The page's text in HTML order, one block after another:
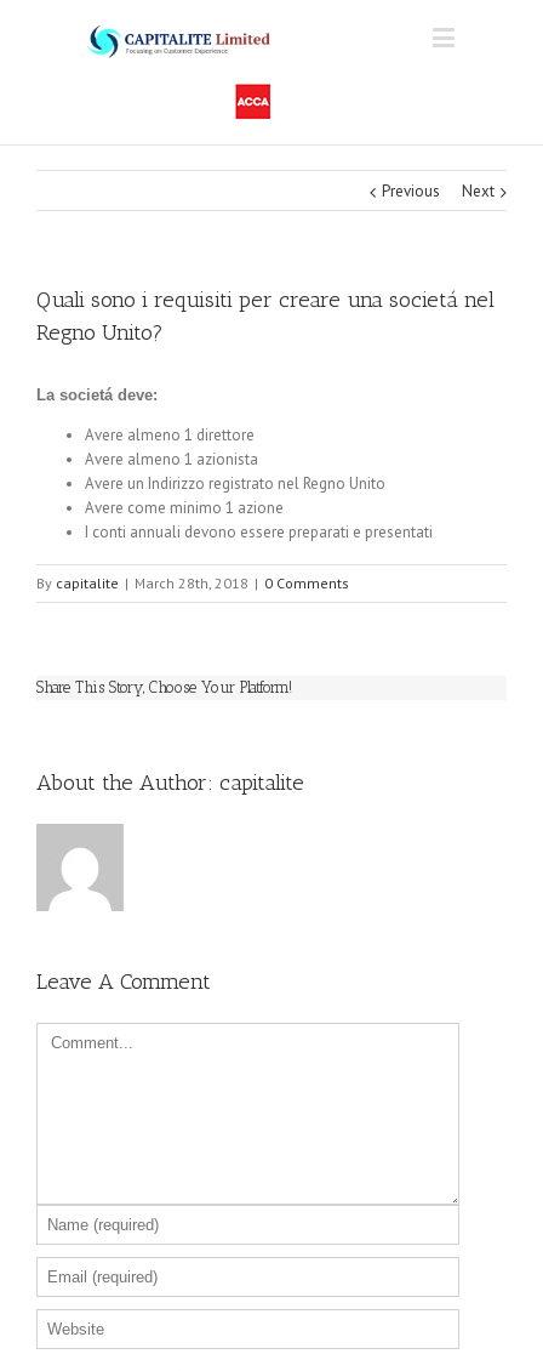
Previous Next
Quali sono i requisiti per creare una societá nel
Regno Unito?
La societá deve:
Avere almeno 1 direttore
Avere almeno 1 azionista
Avere un Indirizzo registrato nel Regno Unito
Avere come minimo 1 azione
I conti annuali devono essere preparati e presentati
By capitalite | March 28th, 2018 | 0 Comments
Share This Story, Choose Your Platform!
About the Author: capitalite
Leave A Comment